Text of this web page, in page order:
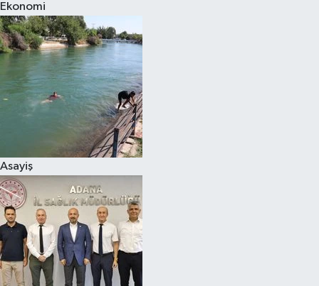
Ekonomi
Asayiş